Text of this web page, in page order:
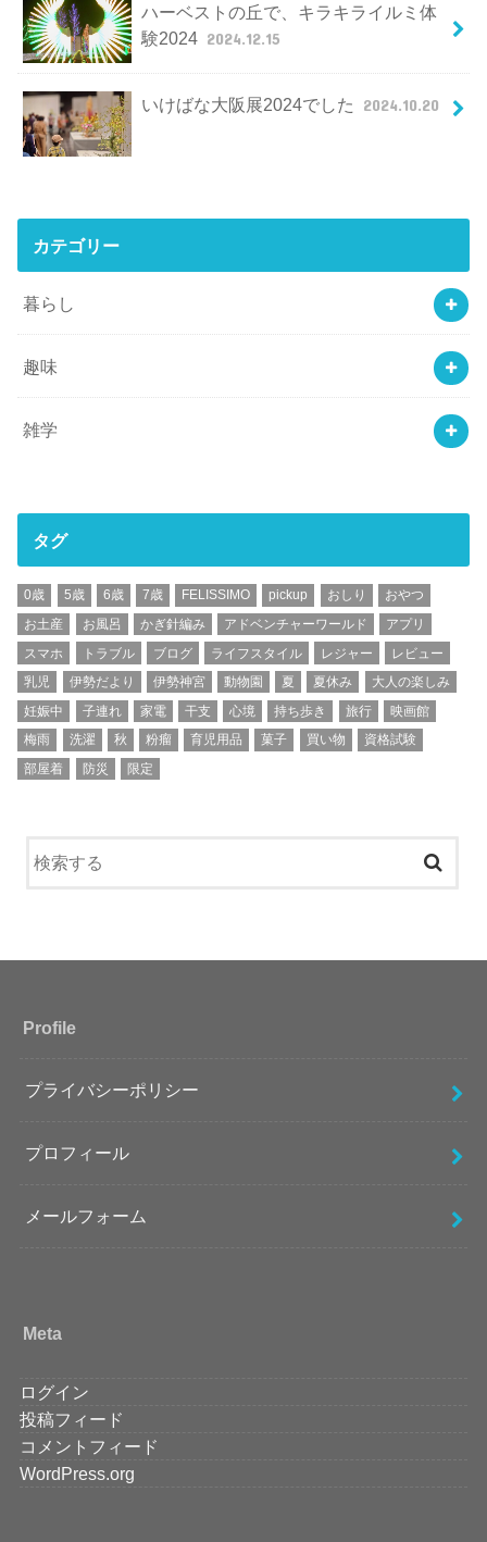
ハーベストの丘で、キラキライルミ体
験2024 2024.12.15
いけばな大阪展2024でした 2024.10.20
カテゴリー
暮らし
趣味
雑学
タグ
0歳 5歳 6歳 7歳 FELISSIMO pickup おしり
おやつ
お土産
お風呂 かぎ針編み アドベンチャーワールド
アプリ
スマホ
トラブル ブログ ライフスタイル レジャー
レビュー
乳児
伊勢だより 伊勢神宮 動物園 夏 夏休み
大人の楽しみ
妊娠中
子連れ 家電 干支 心境 持ち歩き 旅行
映画館
梅雨
洗濯 秋 粉瘤 育児用品 菓子 買い物
資格試験
部屋着
防災 限定
Profile
プライバシーポリシー
プロフィール
メールフォーム
Meta
ログイン
投稿フィード
コメントフィード
WordPress.org